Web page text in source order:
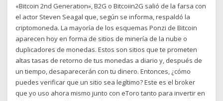
«Bitcoin 2nd Generation», B2G o Bitcoiin2G salió de la farsa con
el actor Steven Seagal que, según se informa, respaldó la
criptomoneda. La mayoría de los esquemas Ponzi de Bitcoin
aparecen hoy en forma de sitios de minería de la nube o
duplicadores de monedas. Estos son sitios que te prometen
altas tasas de retorno de tus monedas a diario y, después de
un tiempo, desaparecerán con tu dinero. Entonces, ¿cómo
puedes verificar que un sitio sea legítimo? Este es el broker
que yo uso ahora mismo junto con eToro tanto para invertir en